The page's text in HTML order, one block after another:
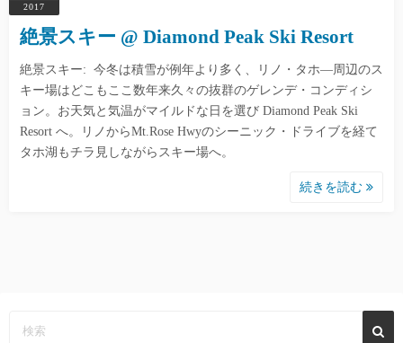
2017
絶景スキー @ Diamond Peak Ski Resort
絶景スキー: 今冬は積雪が例年より多く、リノ・タホ―周辺のス
キー場はどこもここ数年来久々の抜群のゲレンデ・コンディシ
ョン。お天気と気温がマイルドな日を選び Diamond Peak Ski
Resort へ。リノからMt.Rose Hwyのシーニック・ドライブを経て
タホ湖もチラ見しながらスキー場へ。
続きを読む